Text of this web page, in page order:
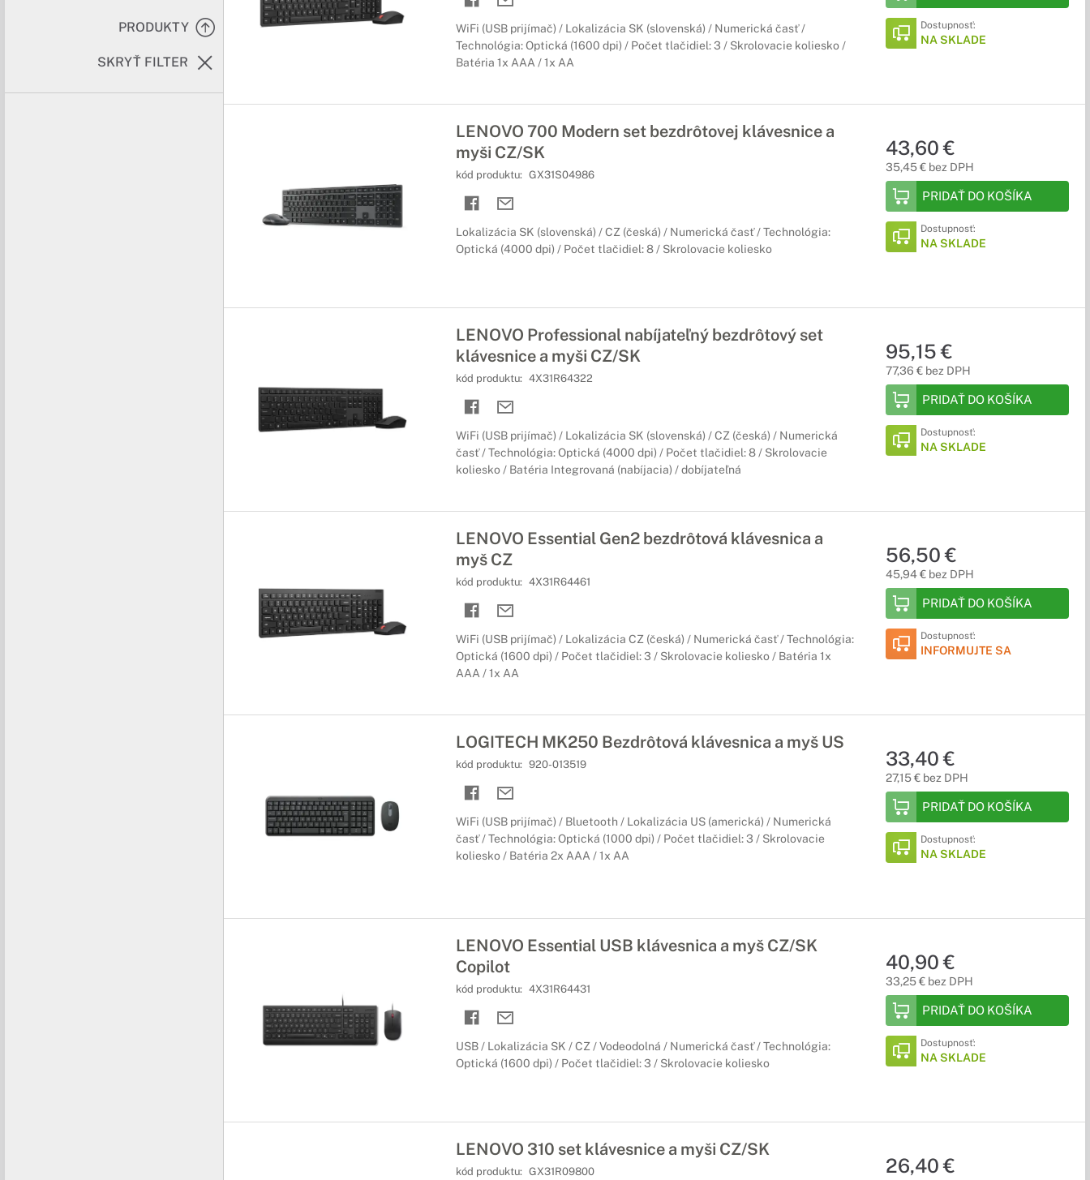
PRODUKTY
SKRYŤ FILTER
WiFi (USB prijímač) / Lokalizácia SK (slovenská) / Numerická časť /
Technológia: Optická (1600 dpi) / Počet tlačidiel: 3 / Skrolovacie koliesko /
Batéria 1x AAA / 1x AA
Dostupnosť:
NA SKLADE
LENOVO 700 Modern set bezdrôtovej klávesnice a
myši CZ/SK
kód produktu: GX31S04986
Lokalizácia SK (slovenská) / CZ (česká) / Numerická časť / Technológia:
Optická (4000 dpi) / Počet tlačidiel: 8 / Skrolovacie koliesko
43,60 €
35,45 € bez DPH
PRIDAŤ DO KOŠÍKA
Dostupnosť:
NA SKLADE
LENOVO Professional nabíjateľný bezdrôtový set
klávesnice a myši CZ/SK
kód produktu: 4X31R64322
WiFi (USB prijímač) / Lokalizácia SK (slovenská) / CZ (česká) / Numerická
časť / Technológia: Optická (4000 dpi) / Počet tlačidiel: 8 / Skrolovacie
koliesko / Batéria Integrovaná (nabíjacia) / dobíjateľná
95,15 €
77,36 € bez DPH
PRIDAŤ DO KOŠÍKA
Dostupnosť:
NA SKLADE
LENOVO Essential Gen2 bezdrôtová klávesnica a
myš CZ
kód produktu: 4X31R64461
WiFi (USB prijímač) / Lokalizácia CZ (česká) / Numerická časť / Technológia:
Optická (1600 dpi) / Počet tlačidiel: 3 / Skrolovacie koliesko / Batéria 1x
AAA / 1x AA
56,50 €
45,94 € bez DPH
PRIDAŤ DO KOŠÍKA
Dostupnosť:
INFORMUJTE SA
LOGITECH MK250 Bezdrôtová klávesnica a myš US
kód produktu: 920-013519
WiFi (USB prijímač) / Bluetooth / Lokalizácia US (americká) / Numerická
časť / Technológia: Optická (1000 dpi) / Počet tlačidiel: 3 / Skrolovacie
koliesko / Batéria 2x AAA / 1x AA
33,40 €
27,15 € bez DPH
PRIDAŤ DO KOŠÍKA
Dostupnosť:
NA SKLADE
LENOVO Essential USB klávesnica a myš CZ/SK
Copilot
kód produktu: 4X31R64431
USB / Lokalizácia SK / CZ / Vodeodolná / Numerická časť / Technológia:
Optická (1600 dpi) / Počet tlačidiel: 3 / Skrolovacie koliesko
40,90 €
33,25 € bez DPH
PRIDAŤ DO KOŠÍKA
Dostupnosť:
NA SKLADE
LENOVO 310 set klávesnice a myši CZ/SK
kód produktu: GX31R09800 26,40 €